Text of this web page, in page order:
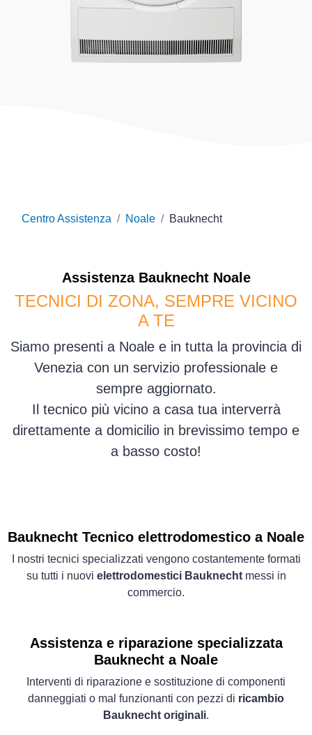
Centro Assistenza Noale Bauknecht
Assistenza BauknechtNoale
TECNICI DI ZONA, SEMPRE VICINO
A TE
Siamo presenti a Noale e in tutta la provincia di
Venezia con un servizio professionale e
sempre aggiornato.
Il tecnico più vicino a casa tua interverrà
direttamente a domicilio in brevissimo tempo e
a basso costo!
Bauknecht Tecnico elettrodomestico a Noale
I nostri tecnici specializzati vengono costantemente formati
su tutti i nuovi elettrodomestici Bauknechtmessi in
commercio.
Assistenza e riparazione specializzata
Bauknecht a Noale
Interventi di riparazione e sostituzione di componenti
danneggiati o mal funzionanti con pezzi di ricambio
Bauknecht originali.